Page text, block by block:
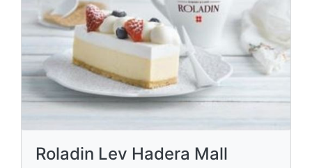
Roladin Lev Hadera Mall